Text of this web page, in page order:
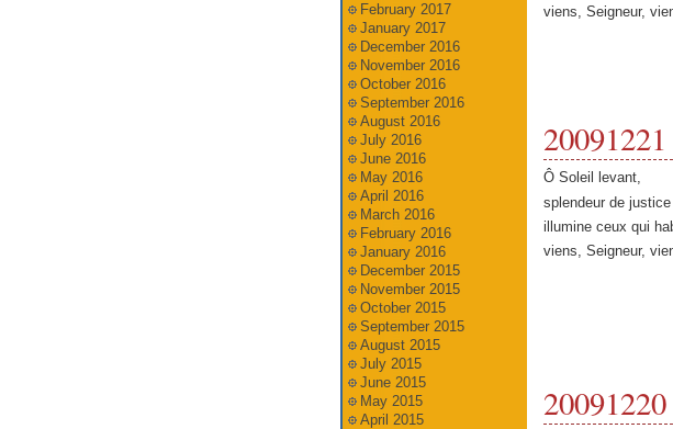
viens, Seigneur,
20091221
Ô Soleil levant,
splendeur de
illumine ceux qui
viens, Seigneur,
20091220
February 2017
January 2017
December 2016
November 2016
October 2016
September 2016
August 2016
July 2016
June 2016
May 2016
April 2016
March 2016
February 2016
January 2016
December 2015
November 2015
October 2015
September 2015
August 2015
July 2015
June 2015
May 2015
April 2015